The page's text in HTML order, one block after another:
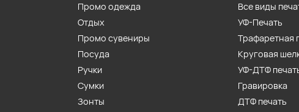
Промо одежда
Отдых
Промо сувениры
Посуда
Ручки
Сумки
Зонты
Все виды
УФ-Печать
Трафаретная
Круговая
УФ-ДТФ
Гравировка
ДТФ печать